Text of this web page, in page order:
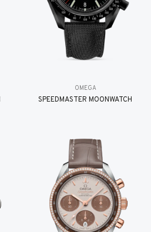
OMEGA
SPEEDMASTER MOONWATCH